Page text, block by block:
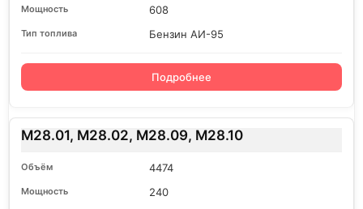
608
Бензин АИ-95
Подробнее
M28.01, M28.02, M28.09, M28.10
4474
240